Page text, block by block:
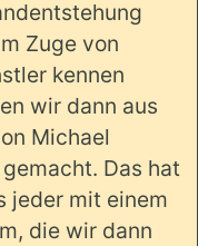
Zuge von
kennen
wir dann aus
Michael
Das hat
jeder mit einem
die wir dann